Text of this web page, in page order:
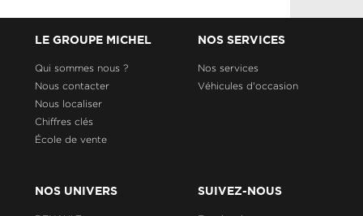
LE GROUPE MICHEL
Qui sommes nous ?
Nous contacter
Nous localiser
Chiffres clés
École de vente
NOS SERVICES
Nos services
Véhicules d'occasion
NOS UNIVERS SUIVEZ-NOUS